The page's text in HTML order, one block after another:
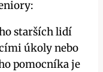
starších lidí
úkoly nebo
pomocníka je